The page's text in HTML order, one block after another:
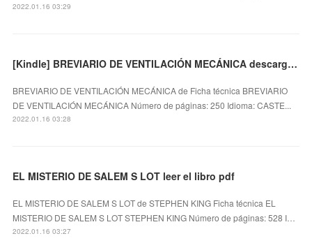
2022.01.16 03:29
[Kindle] BREVIARIO DE VENTILACIÓN MECÁNICA descargar gratis
BREVIARIO DE VENTILACIÓN MECÁNICA de Ficha técnica BREVIARIO
DE VENTILACIÓN MECÁNICA Número de páginas: 250 Idioma: CASTE...
2022.01.16 03:28
EL MISTERIO DE SALEM S LOT leer el libro pdf
EL MISTERIO DE SALEM S LOT de STEPHEN KING Ficha técnica EL
MISTERIO DE SALEM S LOT STEPHEN KING Número de páginas: 528 I…
2022.01.16 03:27